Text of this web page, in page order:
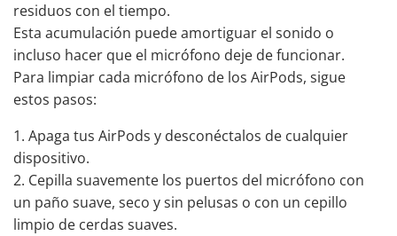
residuos con el tiempo.
Esta acumulación puede amortiguar el sonido o
incluso hacer que el micrófono deje de funcionar.
Para limpiar cada micrófono de los AirPods, sigue
estos pasos:
Apaga tus AirPods y desconéctalos de cualquier
dispositivo.
Cepilla suavemente los puertos del micrófono con
un paño suave, seco y sin pelusas o con un cepillo
limpio de cerdas suaves.